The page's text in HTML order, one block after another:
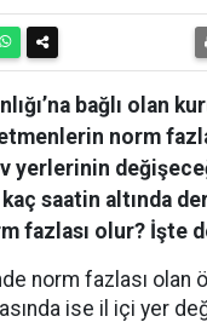
bağlı olan
norm
yerlerinin
saatin altında
fazlası olur? İşte
norm fazlası olan
ise il içi yer